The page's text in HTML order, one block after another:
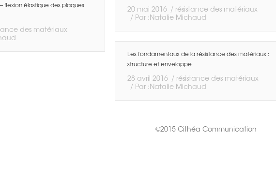
20 mai 2016
résistance des matériaux
Par :Natalie Michaud
flexion élastique des plaques
des matériaux
Les fondamentaux de la résistance des matériaux :
structure et enveloppe
28 avril 2016
résistance des matériaux
Par :Natalie Michaud
©2015 Cithéa Communication